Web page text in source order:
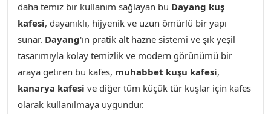
daha temiz bir kullanım sağlayan bu Dayang kuş
kafesi, dayanıklı, hijyenik ve uzun ömürlü bir yapı
sunar. Dayang'ın pratik alt hazne sistemi ve şık yeşil
tasarımıyla kolay temizlik ve modern görünümü bir
araya getiren bu kafes, muhabbet kuşu kafesi,
kanarya kafesi ve diğer tüm küçük tür kuşlar için kafes
olarak kullanılmaya uygundur.